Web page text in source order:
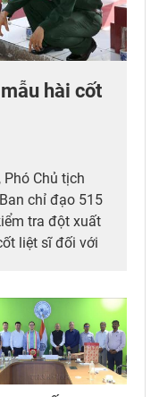
hài cốt
Chủ tịch
chỉ đạo 515
tra đột xuất
liệt sĩ đối với
sĩ tham gia